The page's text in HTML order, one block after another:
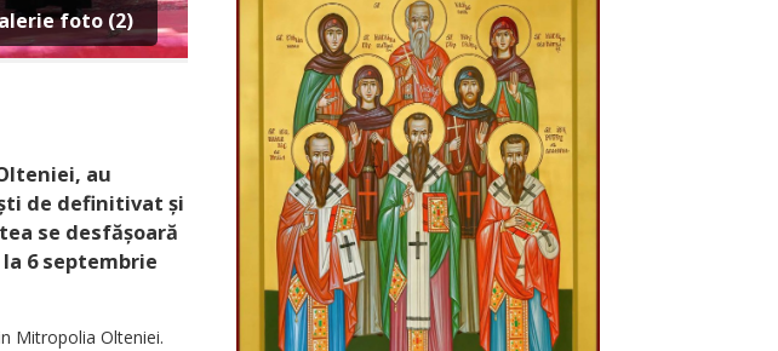
foto (2)
au
de definitivat și
se desfășoară
6 septembrie
Mitropolia Olteniei.